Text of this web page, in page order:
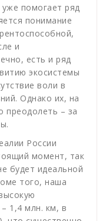
помогает ряд
понимание
и
есть и ряд
экосистемы
воли в
Однако их, на
преодолеть – за
России
момент, так
будет идеальной
того, наша
1,4 млн. км, в